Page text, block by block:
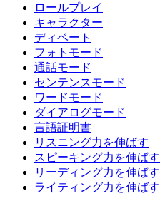
ロールプレイ
キャラクター
ディベート
フォトモード
通話モード
センテンスモード
ワードモード
ダイアログモード
言語証明書
リスニング力を伸ばす
スピーキング力を伸ばす
リーディング力を伸ばす
ライティング力を伸ばす